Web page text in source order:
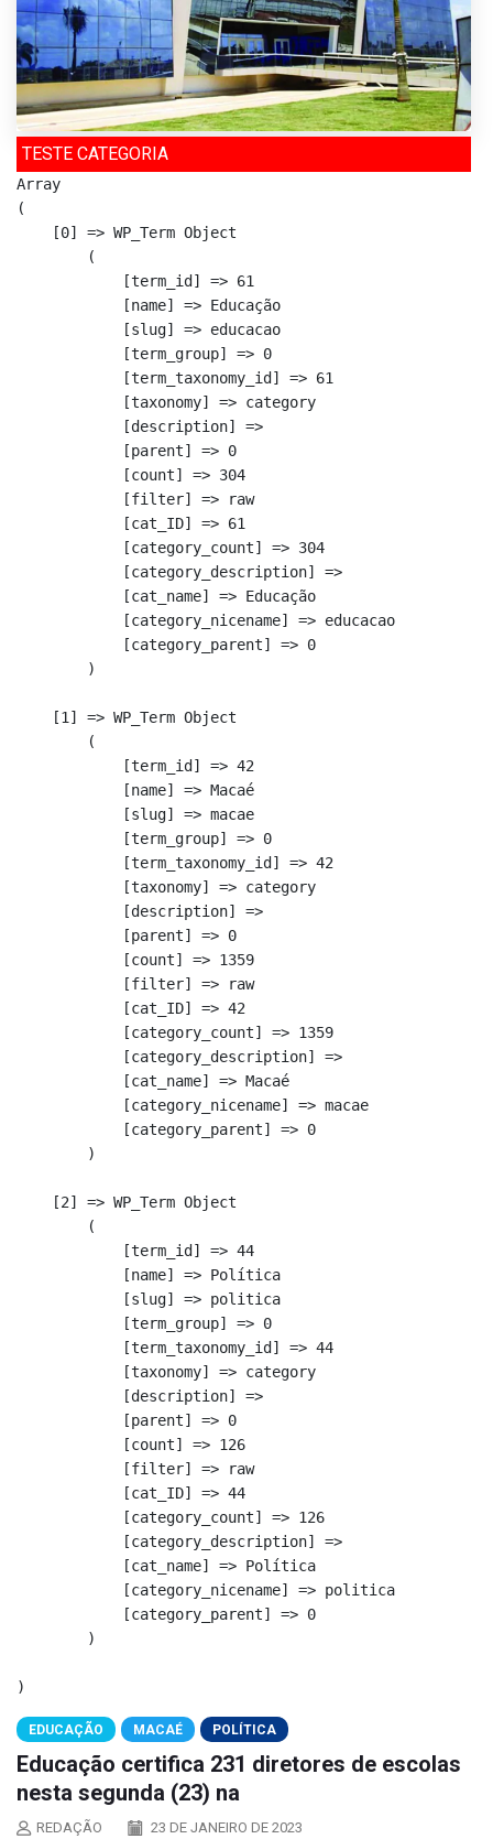
TESTE CATEGORIA
Array
(
    [0] => WP_Term Object
        (
            [term_id] => 61
            [name] => Educação
            [slug] => educacao
            [term_group] => 0
            [term_taxonomy_id] => 61
            [taxonomy] => category
            [description] =>
            [parent] => 0
            [count] => 304
            [filter] => raw
            [cat_ID] => 61
            [category_count] => 304
            [category_description] =>
            [cat_name] => Educação
            [category_nicename] => educacao
            [category_parent] => 0
        )
    [1] => WP_Term Object
        (
            [term_id] => 42
            [name] => Macaé
            [slug] => macae
            [term_group] => 0
            [term_taxonomy_id] => 42
            [taxonomy] => category
            [description] =>
            [parent] => 0
            [count] => 1359
            [filter] => raw
            [cat_ID] => 42
            [category_count] => 1359
            [category_description] =>
            [cat_name] => Macaé
            [category_nicename] => macae
            [category_parent] => 0
        )
    [2] => WP_Term Object
        (
            [term_id] => 44
            [name] => Política
            [slug] => politica
            [term_group] => 0
            [term_taxonomy_id] => 44
            [taxonomy] => category
            [description] =>
            [parent] => 0
            [count] => 126
            [filter] => raw
            [cat_ID] => 44
            [category_count] => 126
            [category_description] =>
            [cat_name] => Política
            [category_nicename] => politica
            [category_parent] => 0
        )
EDUCAÇÃO MACAÉ POLÍTICA
Educação certifica 231 diretores de escolas
nesta segunda (23) na
REDAÇÃO 23 DE JANEIRO DE 2023